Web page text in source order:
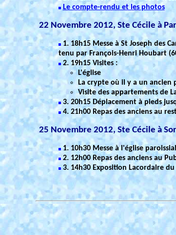
Le compte-rendu et les photos
22 Novembre 2012, Ste Cécile à
1. 18h15 Messe à St Joseph des
tenu par François-Henri Houbart
2. 19h15 Visites :
L'église
La crypte où il y a un ancien
Visite des appartements de
3. 20h15 Déplacement à pieds
4. 21h00 Repas des anciens au
25 Novembre 2012, Ste Cécile à
1. 10h30 Messe à l'église
2. 12h00 Repas des anciens au
3. 14h30 Exposition Lacordaire